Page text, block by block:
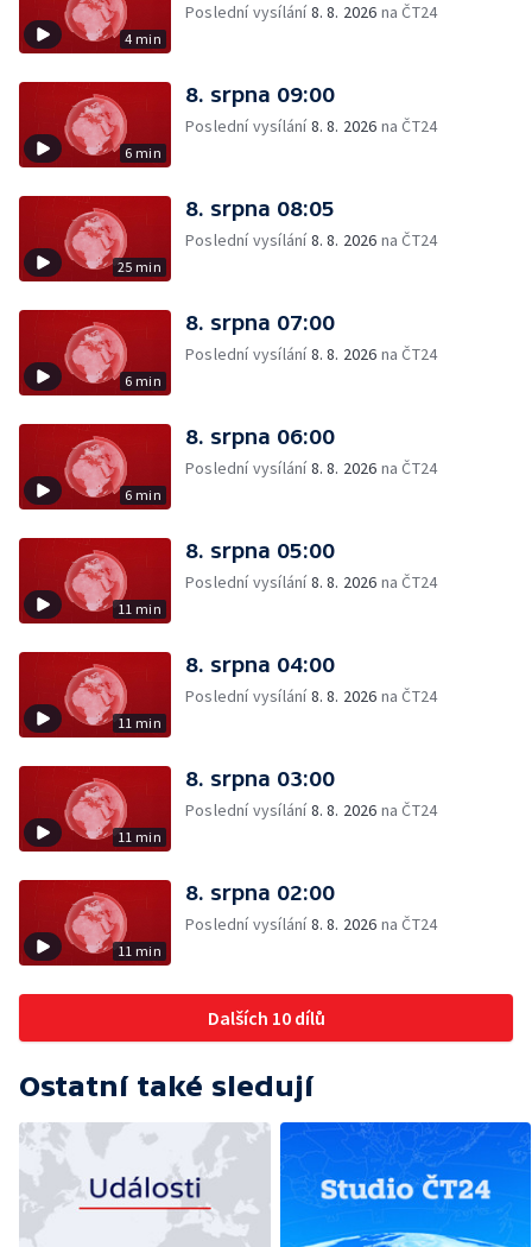
4 min
Poslední vysílání8. 8. 2026 na ČT24
6 min
8. srpna 09:00
Poslední vysílání8. 8. 2026 na ČT24
25 min
8. srpna 08:05
Poslední vysílání8. 8. 2026 na ČT24
6 min
8. srpna 07:00
Poslední vysílání8. 8. 2026 na ČT24
6 min
8. srpna 06:00
Poslední vysílání8. 8. 2026 na ČT24
11 min
8. srpna 05:00
Poslední vysílání8. 8. 2026 na ČT24
11 min
8. srpna 04:00
Poslední vysílání8. 8. 2026 na ČT24
11 min
8. srpna 03:00
Poslední vysílání8. 8. 2026 na ČT24
11 min
8. srpna 02:00
Poslední vysílání8. 8. 2026 na ČT24
Dalších 10 dílů
Ostatní také sledují